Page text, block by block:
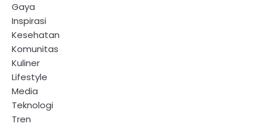
Gaya
Inspirasi
Kesehatan
Komunitas
Kuliner
Lifestyle
Media
Teknologi
Tren